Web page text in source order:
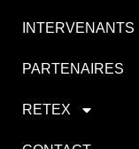
INTERVENANTS
PARTENAIRES
RETEX